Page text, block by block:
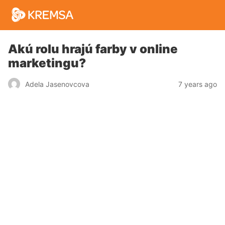
Akú rolu hrajú farby v online
marketingu?
Adela Jasenovcova 7 years ago